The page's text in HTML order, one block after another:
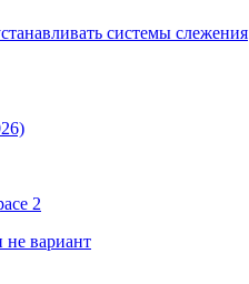
системы слежения
2
не вариант